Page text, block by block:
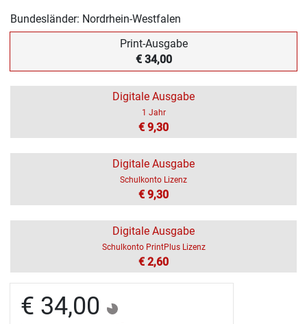
Bundesländer: Nordrhein-Westfalen
Print-Ausgabe
€ 34,00
Digitale Ausgabe
1 Jahr
€ 9,30
Digitale Ausgabe
Schulkonto Lizenz
€ 9,30
Digitale Ausgabe
Schulkonto PrintPlus Lizenz
€ 2,60
€ 34,00